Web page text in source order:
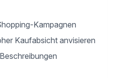
Kampagnen
Kaufabsicht anvisieren